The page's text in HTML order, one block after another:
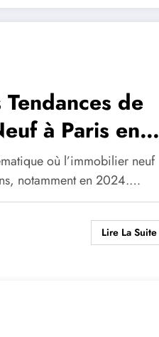
de
à Paris en
où l’immobilier neuf
notamment en 2024.…
Lire La Suite